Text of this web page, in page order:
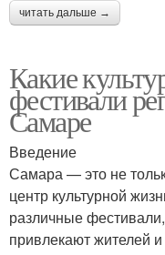
читать дальше →
Какие
фестивали
Самаре
Введение
Самара — это не
центр культурной
различные
привлекают жителей